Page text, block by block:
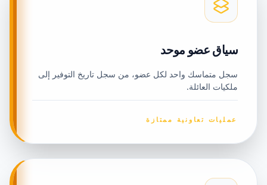
سياق عضو موحد
سجل متماسك واحد لكل عضو، من سجل تاريخ التوفير إلى
ملكيات العائلة.
عمليات تعاونية ممتازة